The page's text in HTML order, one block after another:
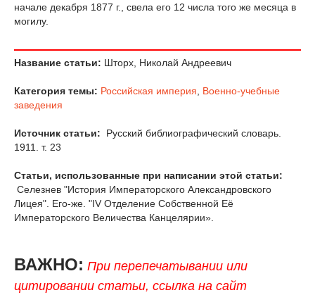
начале декабря 1877 г., свела его 12 числа того же месяца в
могилу.
Название статьи: Шторх, Николай Андреевич
Категория темы: Российская империя
Военно-учебные
заведения
Источник статьи:
Русский библиографический словарь.
1911. т. 23
Статьи, использованные при написании этой статьи:
Селезнев "История Императорского Александровского
Лицея". Его-же. "IV Отделение Собственной Её
Императорского Величества Канцелярии».
ВАЖНО: При перепечатывании или
цитировании статьи, ссылка на сайт